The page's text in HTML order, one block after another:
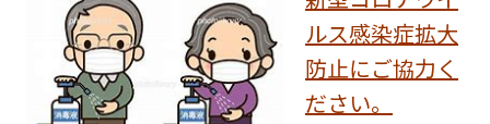
ルス感染症拡大
防止にご協力く
ださい。